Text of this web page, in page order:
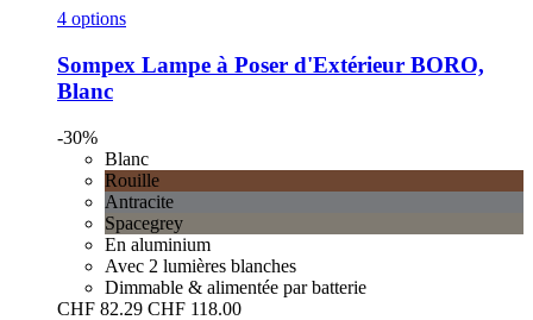
4 options
Sompex Lampe à Poser d'Extérieur BORO,
Blanc
-30%
Blanc
Rouille
Antracite
Spacegrey
En aluminium
Avec 2 lumières blanches
Dimmable & alimentée par batterie
CHF 82.29 CHF 118.00